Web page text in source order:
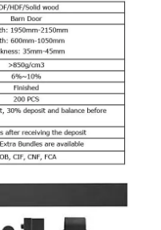
High-End-Style-Shake-Türen für Hotels und Residenzen, hergestellt in China Solid Door